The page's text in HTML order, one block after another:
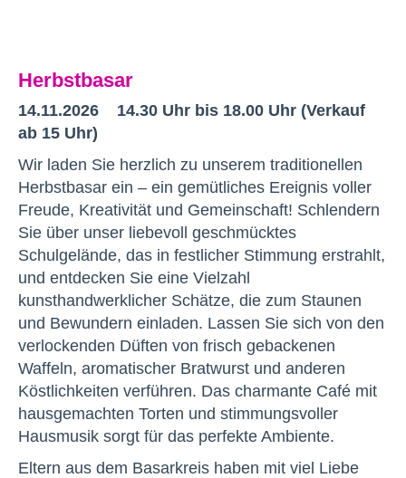
Herbstbasar
14.11.2026 14.30 Uhr bis 18.00 Uhr (Verkauf
ab 15 Uhr)
Wir laden Sie herzlich zu unserem traditionellen
Herbstbasar ein – ein gemütliches Ereignis voller
Freude, Kreativität und Gemeinschaft! Schlendern
Sie über unser liebevoll geschmücktes
Schulgelände, das in festlicher Stimmung erstrahlt,
und entdecken Sie eine Vielzahl
kunsthandwerklicher Schätze, die zum Staunen
und Bewundern einladen. Lassen Sie sich von den
verlockenden Düften von frisch gebackenen
Waffeln, aromatischer Bratwurst und anderen
Köstlichkeiten verführen. Das charmante Café mit
hausgemachten Torten und stimmungsvoller
Hausmusik sorgt für das perfekte Ambiente.
Eltern aus dem Basarkreis haben mit viel Liebe